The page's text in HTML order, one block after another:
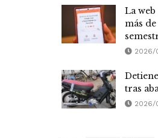
La
más
2026/
tras
2026/